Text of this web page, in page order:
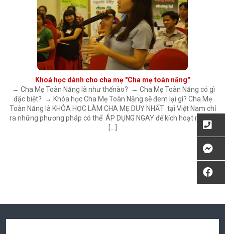
Khoá học dành cho cha mẹ "Cha mẹ toàn năng"
→ Cha Mẹ Toàn Năng là như thếnào? → Cha Mẹ Toàn Năng có gì
đặc biệt? → Khóa học Cha Mẹ Toàn Năng sẽ đem lại gì? Cha Mẹ
Toàn Năng là KHÓA HỌC LÀM CHA MẸ DUY NHẤT tại Việt Nam chỉ
ra những phương pháp có thể ÁP DỤNG NGAY để kích hoạt những
[…]